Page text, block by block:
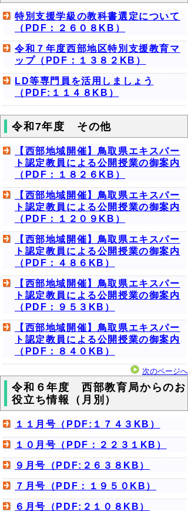
特別支援学級の教科書選定について
（PDF：２６０８KB）
令和７年度西部地区特別支援教育マ
ップ（PDF：１３８２KB）
LD等専門員を活用しましょう
（PDF:１１４８KB）
令和7年度 その他
【西部地域開催】鳥取県エキスパー
ト認定教員による公開授業の御案内
（PDF：１８２６KB）
【西部地域開催】鳥取県エキスパー
ト認定教員による公開授業の御案内
（PDF：１２０９KB）
【西部地域開催】鳥取県エキスパー
ト認定教員による公開授業の御案内
（PDF：４８６KB）
【西部地域開催】鳥取県エキスパー
ト認定教員による公開授業の御案内
（PDF：９５３KB）
【西部地域開催】鳥取県エキスパー
ト認定教員による公開授業の御案内
（PDF：８４０KB）
次のページへ
令和６年度 西部教育局からのお
役立ち情報（月別）
１１月号（PDF:１７４３KB）
１０月号（PDF：２２３１KB）
９月号（PDF:２６３８KB）
７月号（PDF：１９５０KB）
６月号（PDF:２１０８KB）